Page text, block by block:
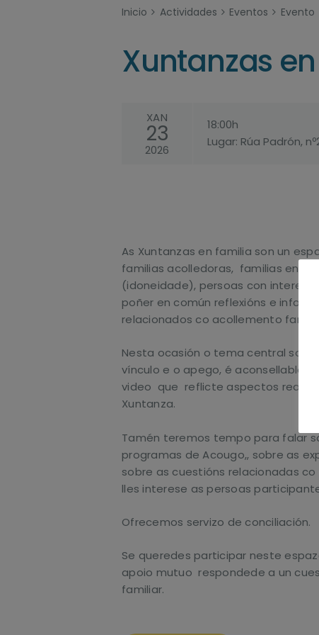
Inicio Actividades Eventos Evento
Xuntanzas
XAN
23
2026
18:00h
Lugar: Rúa Padrón,
As Xuntanzas en familia son un
familias acolledoras, familias en
(idoneidade), persoas con interese
poñer en común reflexións e
relacionados co acollemento
Nesta ocasión o tema central
vínculo e o apego, é aconsellable
video que reflicte aspectos reais
Xuntanza.
Tamén teremos tempo para falar
programas de Acougo,, sobre as
sobre as cuestións relacionadas
lles interese as persoas
Ofrecemos servizo de conciliación.
Se queredes participar neste
apoio mutuo respondede a un
familiar.